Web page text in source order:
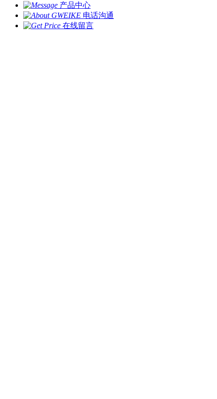
产品中心
电话沟通
在线留言